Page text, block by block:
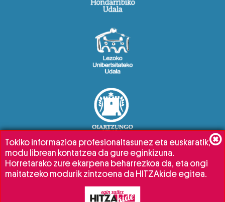
Tokiko informazioa profesionaltasunez eta euskaratik,
modu librean kontatzea da gure eginkizuna.
Horretarako zure ekarpena beharrezkoa da, eta ongi
maitatzeko modurik zintzoena da HITZAkide egitea.